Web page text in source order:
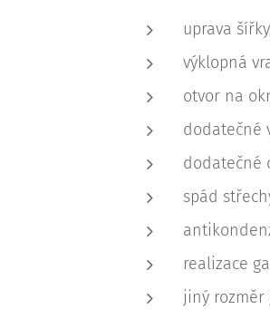
uprava
výklopná
otvor na
dodatečné
dodatečné
spád
realizace
jiný rozměr